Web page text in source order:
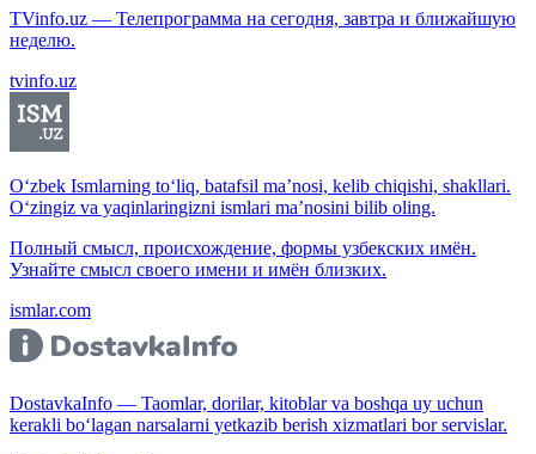
TVinfo.uz — Телепрограмма на сегодня, завтра и ближайшую
неделю.
tvinfo.uz
O‘zbek Ismlarning to‘liq, batafsil ma’nosi, kelib chiqishi, shakllari.
O‘zingiz va yaqinlaringizni ismlari ma’nosini bilib oling.
Полный смысл, происхождение, формы узбекских имён.
Узнайте смысл своего имени и имён близких.
ismlar.com
DostavkaInfo — Taomlar, dorilar, kitoblar va boshqa uy uchun
kerakli bo‘lagan narsalarni yetkazib berish xizmatlari bor servislar.